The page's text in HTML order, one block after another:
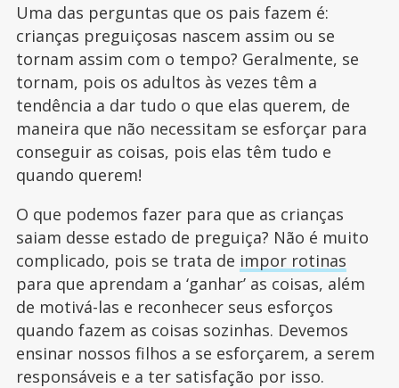
Uma das perguntas que os pais fazem é:
crianças preguiçosas nascem assim ou se
tornam assim com o tempo? Geralmente, se
tornam, pois os adultos às vezes têm a
tendência a dar tudo o que elas querem, de
maneira que não necessitam se esforçar para
conseguir as coisas, pois elas têm tudo e
quando querem!
O que podemos fazer para que as crianças
saiam desse estado de preguiça? Não é muito
complicado, pois se trata de impor rotinas
para que aprendam a ‘ganhar’ as coisas, além
de motivá-las e reconhecer seus esforços
quando fazem as coisas sozinhas. Devemos
ensinar nossos filhos a se esforçarem, a serem
responsáveis e a ter satisfação por isso.